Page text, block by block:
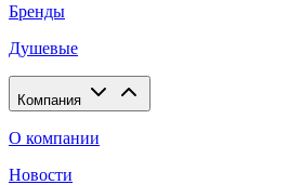
Бренды
Душевые
Компания
О компании
Новости